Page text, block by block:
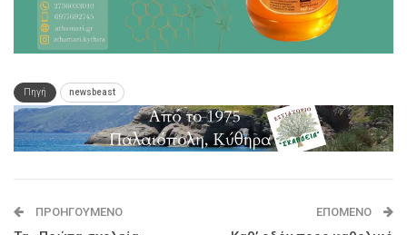
Πηγή newsbeast
ΠΡΟΗΓΟΎΜΕΝΟ ΕΠΌΜΕΝΟ